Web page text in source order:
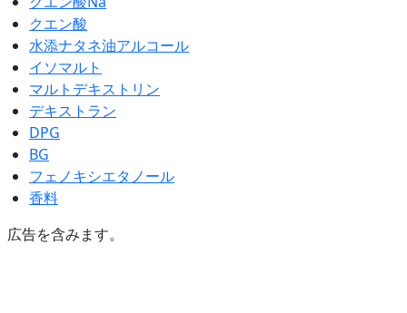
クエン酸
水添ナタネ油アルコール
イソマルト
マルトデキストリン
デキストラン
DPG
BG
フェノキシエタノール
香料
広告を含みます。